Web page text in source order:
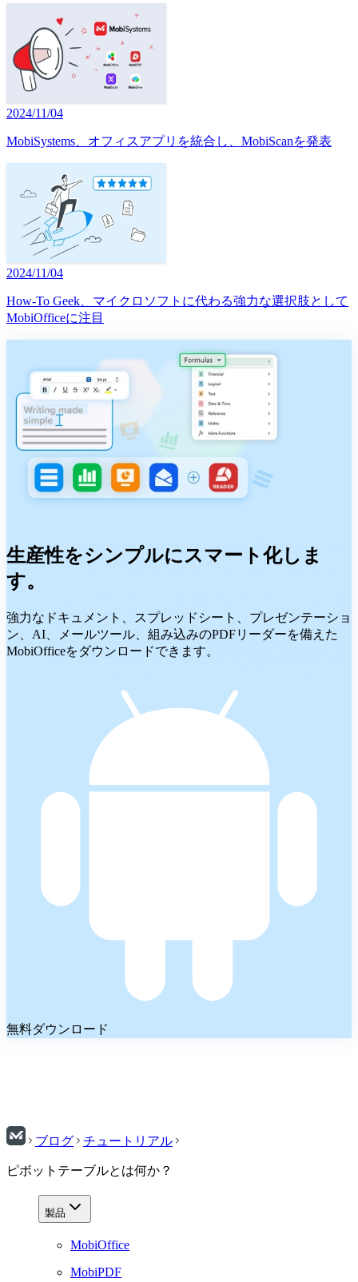
2024/11/04
MobiSystems、オフィスアプリを統合し、MobiScanを発表
2024/11/04
How-To Geek、マイクロソフトに代わる強力な選択肢として
MobiOfficeに注目
生産性をシンプルにスマート化しま
す。
強力なドキュメント、スプレッドシート、プレゼンテーショ
ン、AI、メールツール、組み込みのPDFリーダーを備えた
MobiOfficeをダウンロードできます。
無料ダウンロード
ブログ チュートリアル
ピボットテーブルとは何か？
製品
MobiOffice
MobiPDF